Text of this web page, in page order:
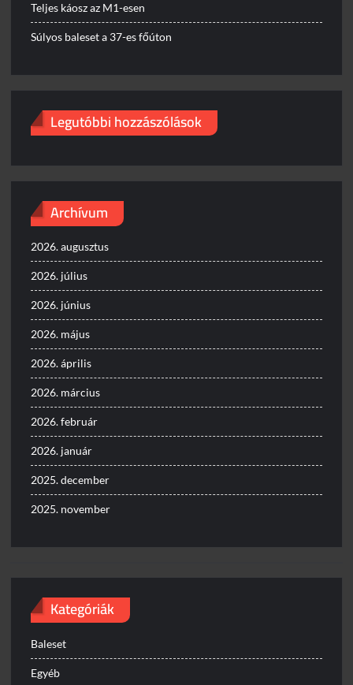
Teljes káosz az M1-esen
Súlyos baleset a 37-es főúton
Legutóbbi hozzászólások
Archívum
2026. augusztus
2026. július
2026. június
2026. május
2026. április
2026. március
2026. február
2026. január
2025. december
2025. november
Kategóriák
Baleset
Egyéb